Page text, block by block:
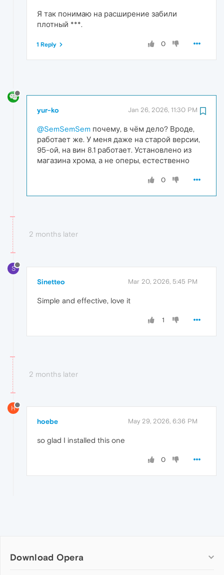
Я так понимаю на расширение забили
плотный ***.
0
1 Reply
yur-ko Jan 26, 2026, 11:30 PM
@SemSemSem почему, в чём дело? Вроде,
работает же. У меня даже на старой версии,
95-ой, на вин 8.1 работает. Установлено из
магазина хрома, а не оперы, естественно
0
2 months later
S
Sinetteo Mar 20, 2026, 5:45 PM
Simple and effective, love it
1
2 months later
H
hoebe May 29, 2026, 6:36 PM
so glad I installed this one
0
Download Opera